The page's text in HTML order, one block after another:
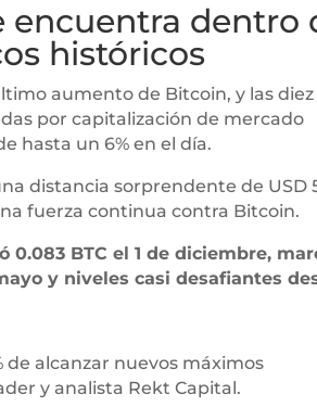
encuentra dentro
históricos
aumento de Bitcoin, y las diez
por capitalización de mercado
hasta un 6% en el día.
distancia sorprendente de USD
fuerza continua contra Bitcoin.
0.083 BTC el 1 de diciembre,
y niveles casi desafiantes
de alcanzar nuevos máximos
y analista Rekt Capital.